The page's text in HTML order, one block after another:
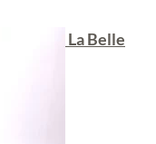
La Belle